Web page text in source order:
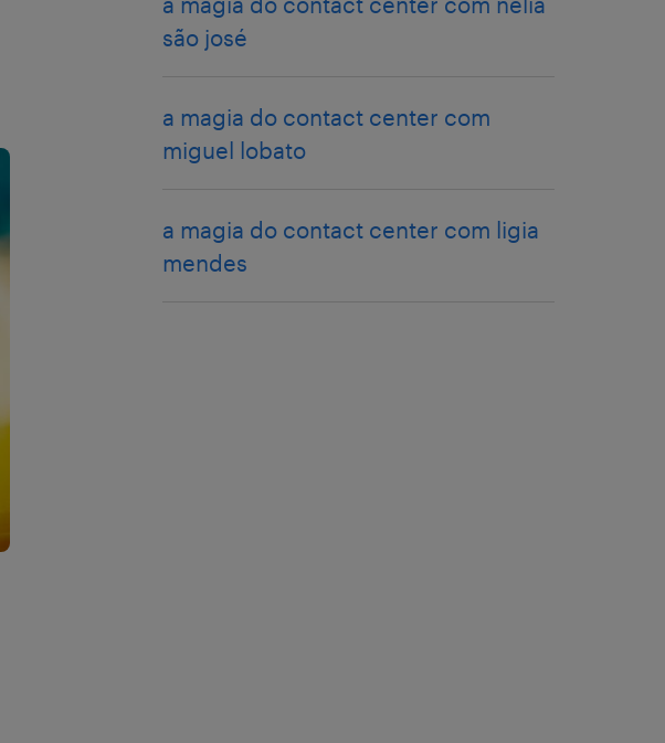
são josé
a magia do contact center com
miguel lobato
a magia do contact center com ligia
mendes